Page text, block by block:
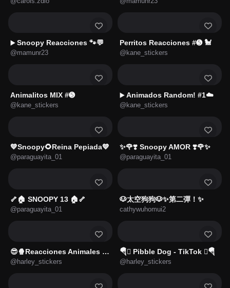
▶️ Snoopy Reacciones 🐾💬
@mamunr23
Perritos Reacciones #➎ 🐩
@kane_stickers
Animalitos MIX #➎
@kane_stickers
▶️ Animados Random! #1☁️
@kane_stickers
💙Snoopy🌻Reina Pepiada💙
@paraguayita_01
✨️🌹❣️ Snoopy AMOR ❣️🌹✨️
@paraguayita_01
🦴🏠 SNOOPY 13 🏠🦴
@paraguayita_01
🐶太空狗狗🐶✨第二彈！✨
cathywuhomui2
😎🍿Reacciones Animales 🫙😎
@harley_stickers
🪂🫯 Pibble Dog - TikTok 🫯🪂
@harley_stickers